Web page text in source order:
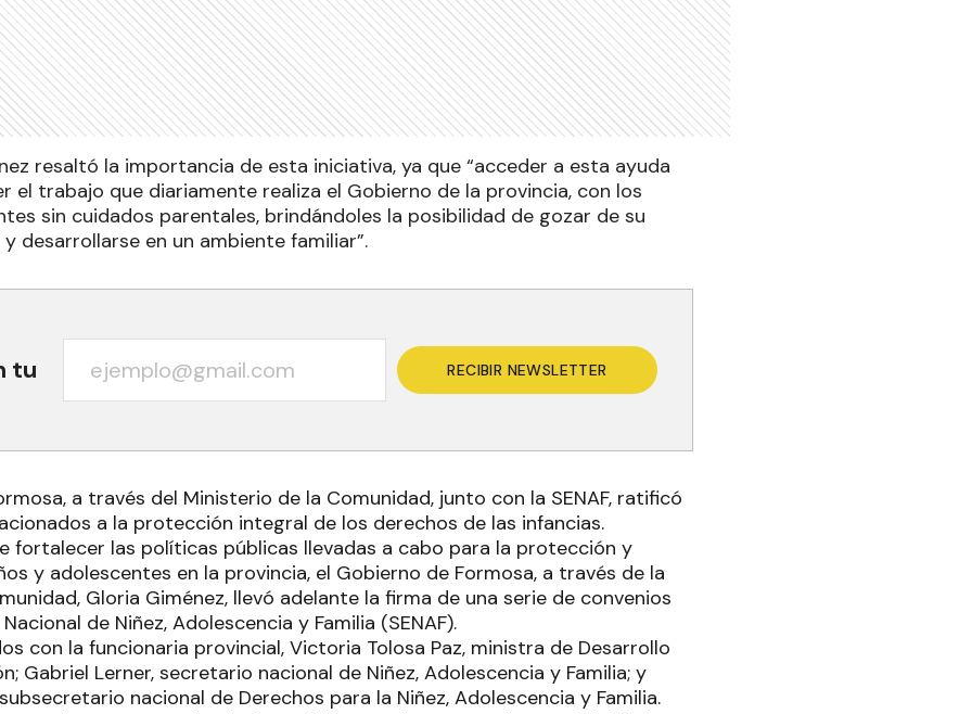
resaltó la importancia de esta iniciativa, ya que “acceder a esta ayuda
el trabajo que diariamente realiza el Gobierno de la provincia, con los
sin cuidados parentales, brindándoles la posibilidad de gozar de su
desarrollarse en un ambiente familiar”.
tu RECIBIR NEWSLETTER
a través del Ministerio de la Comunidad, junto con la SENAF, ratificó
a la protección integral de los derechos de las infancias.
fortalecer las políticas públicas llevadas a cabo para la protección y
y adolescentes en la provincia, el Gobierno de Formosa, a través de la
Gloria Giménez, llevó adelante la firma de una serie de convenios
de Niñez, Adolescencia y Familia (SENAF).
con la funcionaria provincial, Victoria Tolosa Paz, ministra de Desarrollo
Gabriel Lerner, secretario nacional de Niñez, Adolescencia y Familia; y
nacional de Derechos para la Niñez, Adolescencia y Familia.